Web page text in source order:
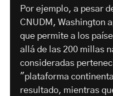
Por ejemplo, a pesar
CNUDM, Washington
que permite a los
allá de las 200 millas
consideradas
"plataforma
resultado, mientras